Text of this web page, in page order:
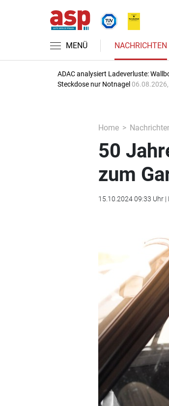
MENÜ NACHRICHTEN
ADAC analysiert Ladeverluste:
Steckdose nur Notnagel
Home
50
zum
15.10.2024 09:33 Uhr |